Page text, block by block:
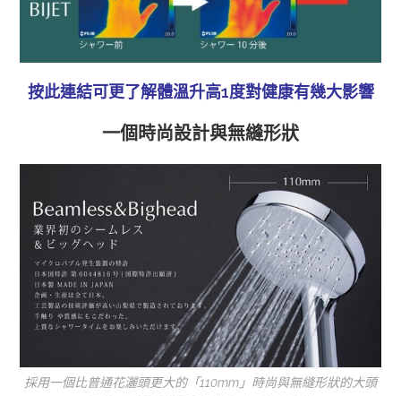
按此連結可更了解體溫升高1度對健康有幾大影響
一個時尚設計與無縫形狀
採用一個比普通花灑頭更大的「110mm」時尚與無縫形狀的大頭